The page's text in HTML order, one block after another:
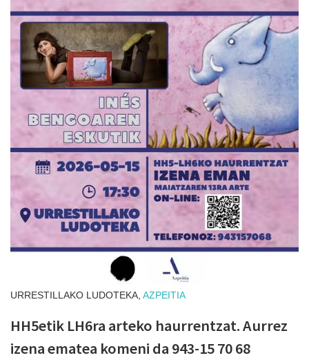
URRESTILLAKO LUDOTEKA, AZPEITIA
HH5etik LH6ra arteko haurrentzat. Aurrez
izena ematea komeni da 943-15 70 68